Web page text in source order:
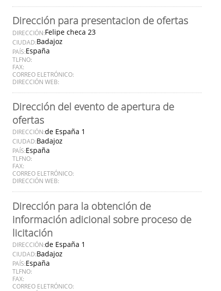
Dirección para presentacion de ofertas
DIRECCIÓN:Felipe checa 23
CIUDAD:Badajoz
PAÍS:España
TLFNO:
FAX:
CORREO ELETRÓNICO:
DIRECCIÓN WEB:
Dirección del evento de apertura de
ofertas
DIRECCIÓN:de España 1
CIUDAD:Badajoz
PAÍS:España
TLFNO:
FAX:
CORREO ELETRÓNICO:
DIRECCIÓN WEB:
Dirección para la obtención de
información adicional sobre proceso de
licitación
DIRECCIÓN:de España 1
CIUDAD:Badajoz
PAÍS:España
TLFNO:
FAX:
CORREO ELETRÓNICO: